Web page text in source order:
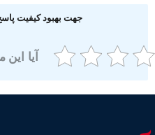
جهت بهبود کیفیت پاسخ‌گویی
آیا این